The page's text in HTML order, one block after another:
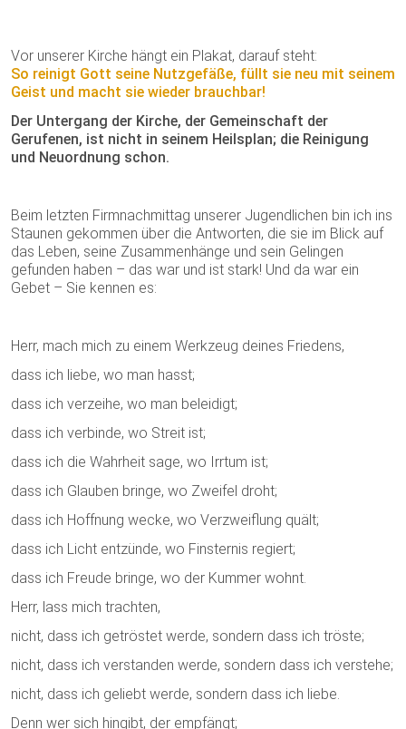
Vor unserer Kirche hängt ein Plakat, darauf steht:
So reinigt Gott seine Nutzgefäße, füllt sie neu mit seinem
Geist und macht sie wieder brauchbar!
Der Untergang der Kirche, der Gemeinschaft der
Gerufenen, ist nicht in seinem Heilsplan; die Reinigung
und Neuordnung schon.
Beim letzten Firmnachmittag unserer Jugendlichen bin ich ins
Staunen gekommen über die Antworten, die sie im Blick auf
das Leben, seine Zusammenhänge und sein Gelingen
gefunden haben – das war und ist stark! Und da war ein
Gebet – Sie kennen es:
Herr, mach mich zu einem Werkzeug deines Friedens,
dass ich liebe, wo man hasst;
dass ich verzeihe, wo man beleidigt;
dass ich verbinde, wo Streit ist;
dass ich die Wahrheit sage, wo Irrtum ist;
dass ich Glauben bringe, wo Zweifel droht;
dass ich Hoffnung wecke, wo Verzweiflung quält;
dass ich Licht entzünde, wo Finsternis regiert;
dass ich Freude bringe, wo der Kummer wohnt.
Herr, lass mich trachten,
nicht, dass ich getröstet werde, sondern dass ich tröste;
nicht, dass ich verstanden werde, sondern dass ich verstehe;
nicht, dass ich geliebt werde, sondern dass ich liebe.
Denn wer sich hingibt, der empfängt;